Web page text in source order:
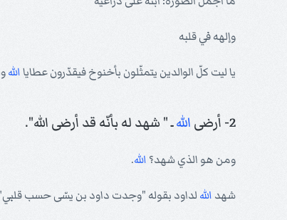
وإلهه في قلبه
يا ليت كلّ الوالدين يتمثّلون بأخنوخ فيقدّرون عطاياالله
2- أرضى اللهـ " شهد له بأنّه قد أرضى الله".
ومن هو الذي شهد؟ الله.
شهد الله لداود بقوله "وجدت داود بن يسّى حسب